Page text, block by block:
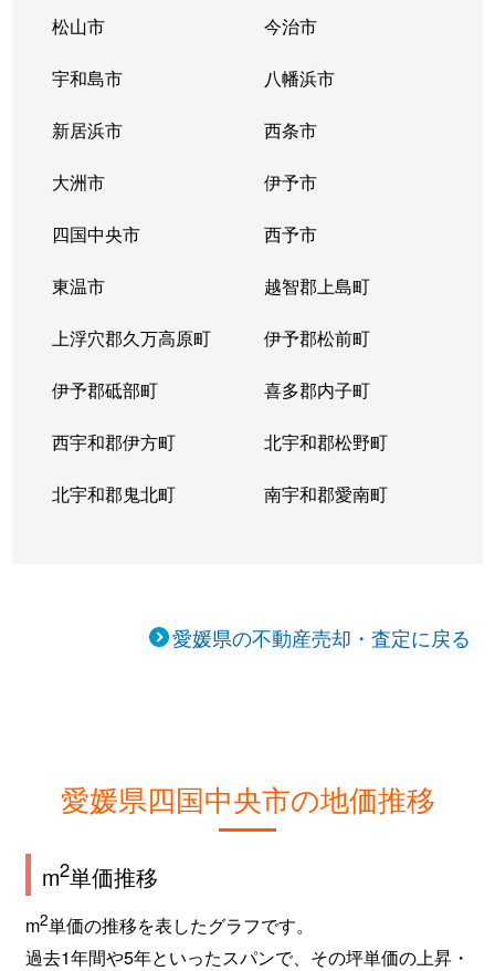
松山市 今治市
宇和島市 八幡浜市
新居浜市 西条市
大洲市 伊予市
四国中央市 西予市
東温市 越智郡上島町
上浮穴郡久万高原町 伊予郡松前町
伊予郡砥部町 喜多郡内子町
西宇和郡伊方町 北宇和郡松野町
北宇和郡鬼北町 南宇和郡愛南町
愛媛県の不動産売却・査定に戻る
愛媛県四国中央市の地価推移
m2単価推移
m2単価の推移を表したグラフです。
過去1年間や5年といったスパンで、その坪単価の上昇・